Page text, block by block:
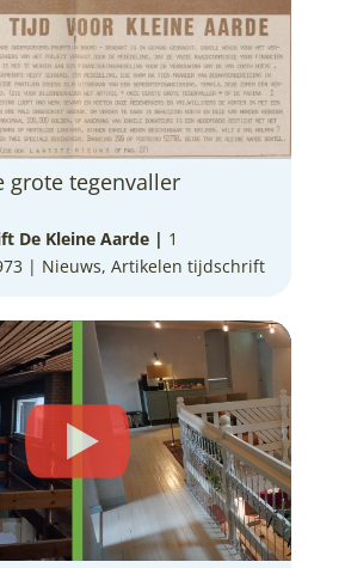
grote tegenvaller
De Kleine Aarde| 1
| Nieuws, Artikelen tijdschrift